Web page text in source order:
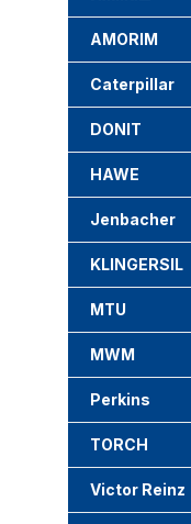
AMORIM
Caterpillar
DONIT
HAWE
Jenbacher
KLINGERSIL
MTU
MWM
Perkins
TORCH
Victor Reinz